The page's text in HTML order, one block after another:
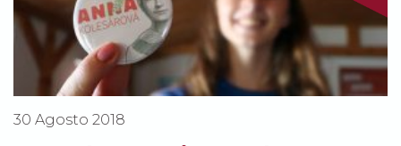
30 Agosto 2018